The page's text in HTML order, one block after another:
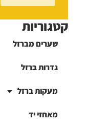
קטגוריות
שערים מברזל
גדרות ברזל
מעקות ברזל
מאחזי יד